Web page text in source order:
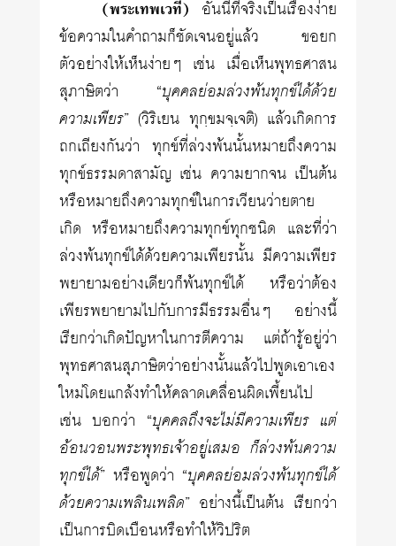
(พระเทพเวที) อันนี้ที่จริงเป็นเรื่องง่าย
ข้อความในคำถามก็ชัดเจนอยู่แล้ว ขอยก
ตัวอย่างให้เห็นง่ายๆ เช่น เมื่อเห็นพุทธศาสน
สุภาษิตว่า “บุคคลย่อมล่วงพ้นทุกข์ได้ด้วย
ความเพียร” (วิริเยน ทุกฺขมจฺเจติ) แล้วเกิดการ
ถกเถียงกันว่า ทุกข์ที่ล่วงพ้นนั้นหมายถึงความ
ทุกข์ธรรมดาสามัญ เช่น ความยากจน เป็นต้น
หรือหมายถึงความทุกข์ในการเวียนว่ายตาย
เกิด หรือหมายถึงความทุกข์ทุกชนิด และที่ว่า
ล่วงพ้นทุกข์ได้ด้วยความเพียรนั้น มีความเพียร
พยายามอย่างเดียวก็พ้นทุกข์ได้ หรือว่าต้อง
เพียรพยายามไปกับการมีธรรมอื่นๆ อย่างนี้
เรียกว่าเกิดปัญหาในการตีความ แต่ถ้ารู้อยู่ว่า
พุทธศาสนสุภาษิตว่าอย่างนั้นแล้วไปพูดเอาเอง
ใหม่โดยแกล้งทำให้คลาดเคลื่อนผิดเพี้ยนไป
เช่น บอกว่า “บุคคลถึงจะไม่มีความเพียร แต่
อ้อนวอนพระพุทธเจ้าอยู่เสมอ ก็ล่วงพ้นความ
ทุกข์ได้” หรือพูดว่า “บุคคลย่อมล่วงพ้นทุกข์ได้
ด้วยความเพลินเพลิด” อย่างนี้เป็นต้น เรียกว่า
เป็นการบิดเบือนหรือทำให้วิปริต